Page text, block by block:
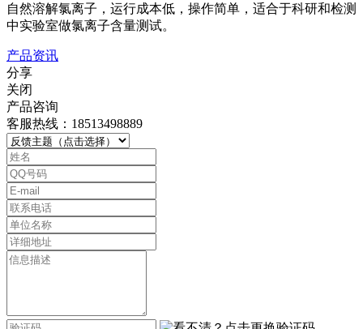
自然溶解氯离子，运行成本低，操作简单，适合于科研和检测
中实验室做氯离子含量测试。
产品资讯
分享
关闭
产品咨询
客服热线：18513498889